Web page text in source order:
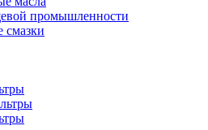
промышленности
смазки